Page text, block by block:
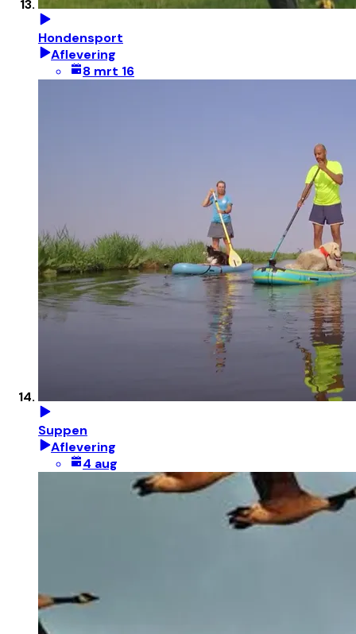
Hondensport
Aflevering
8 mrt 16
Suppen
Aflevering
4 aug